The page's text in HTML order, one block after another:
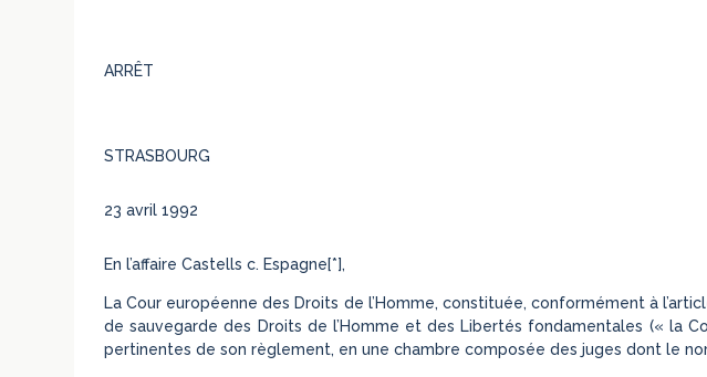
ARRÊT
STRASBOURG
23 avril 1992
En l’affaire Castells c. Espagne[*],
La Cour européenne des Droits de l’Homme, constituée, conformément à
de sauvegarde des Droits de l’Homme et des Libertés fondamentales (« la
pertinentes de son règlement, en une chambre composée des juges dont le